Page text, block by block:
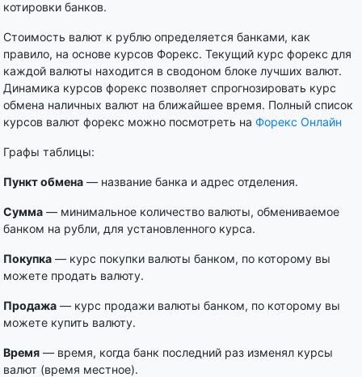
котировки банков.
Стоимость валют к рублю определяется банками, как
правило, на основе курсов Форекс. Текущий курс форекс для
каждой валюты находится в сводоном блоке лучших валют.
Динамика курсов форекс позволяет спрогнозировать курс
обмена наличных валют на ближайшее время. Полный список
курсов валют форекс можно посмотреть на Форекс Онлайн
Графы таблицы:
Пункт обмена — название банка и адрес отделения.
Сумма — минимальное количество валюты, обмениваемое
банком на рубли, для установленного курса.
Покупка — курс покупки валюты банком, по которому вы
можете продать валюту.
Продажа — курс продажи валюты банком, по которому вы
можете купить валюту.
Время — время, когда банк последний раз изменял курсы
валют (время местное).